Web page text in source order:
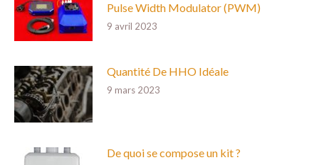
Pulse Width Modulator (PWM)
9 avril 2023
Quantité De HHO Idéale
9 mars 2023
De quoi se compose un kit ?